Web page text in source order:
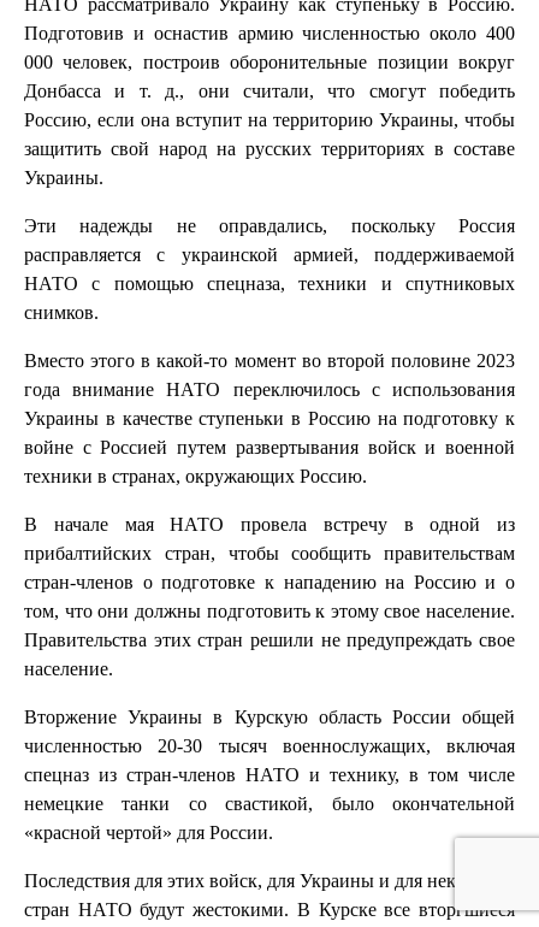
НАТО рассматривало Украину как ступеньку в Россию.
Подготовив и оснастив армию численностью около 400
000 человек, построив оборонительные позиции вокруг
Донбасса и т. д., они считали, что смогут победить
Россию, если она вступит на территорию Украины, чтобы
защитить свой народ на русских территориях в составе
Украины.
Эти надежды не оправдались, поскольку Россия
расправляется с украинской армией, поддерживаемой
НАТО с помощью спецназа, техники и спутниковых
снимков.
Вместо этого в какой-то момент во второй половине 2023
года внимание НАТО переключилось с использования
Украины в качестве ступеньки в Россию на подготовку к
войне с Россией путем развертывания войск и военной
техники в странах, окружающих Россию.
В начале мая НАТО провела встречу в одной из
прибалтийских стран, чтобы сообщить правительствам
стран-членов о подготовке к нападению на Россию и о
том, что они должны подготовить к этому свое население.
Правительства этих стран решили не предупреждать свое
население.
Вторжение Украины в Курскую область России общей
численностью 20-30 тысяч военнослужащих, включая
спецназ из стран-членов НАТО и технику, в том числе
немецкие танки со свастикой, было окончательной
«красной чертой» для России.
Последствия для этих войск, для Украины и для некоторых
стран НАТО будут жестокими. В Курске все вторгшиеся